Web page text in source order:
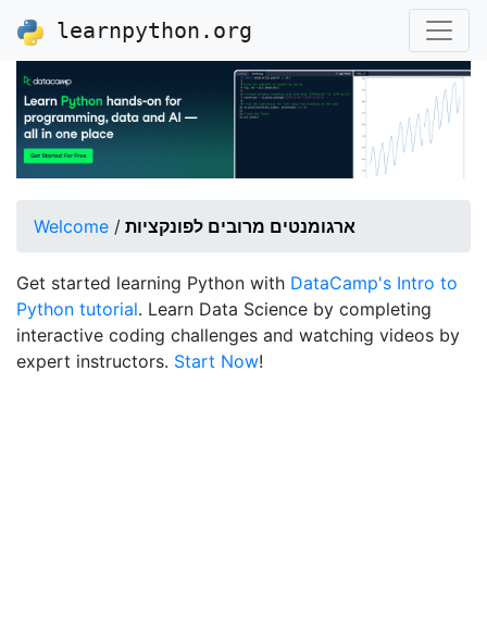
learnpython.org
Welcome / ארגומנטים מרובים לפונקציות
Get started learning Python with DataCamp's Intro to
Python tutorial. Learn Data Science by completing
interactive coding challenges and watching videos by
expert instructors. Start Now!